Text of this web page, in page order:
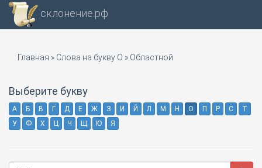
склонение.рф
Главная » Слова на букву О » Областной
Выберите букву
А Б В Г Д Е Ж З И Й Л М Н О П Р С
Т
У
Ф Х Ц Ч Щ Ю Я